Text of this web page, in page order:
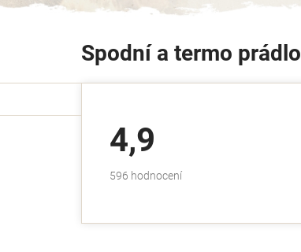
Spodní a termo prádlo
4,9
Průměrné
596 hodnocení